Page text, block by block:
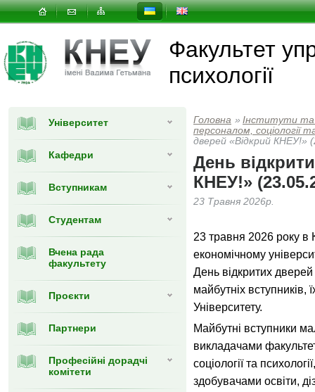
Факультет
психології
Університет
Кафедри
Вступникам
Студентам
Вчена рада
факультету
Проєкти
Партнери
Професійні дорадчі
комітети
Головна » Інститути
персоналом, соціології
дверей «Відкрий КНЕУ!»
День
КНЕУ!»
23 Травня 2026р.
23 травня 2026 року в
економічному
День відкритих
майбутніх вступників,
Університету.
Майбутні вступники
викладачами
соціології та
здобувачами освіти,